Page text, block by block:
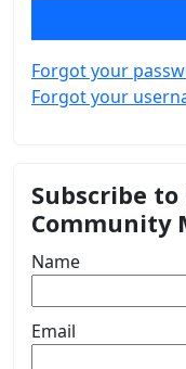
Forgot your
Forgot your
Subscribe
Community
Name
Email